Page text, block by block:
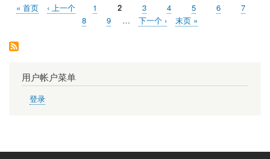
分
首
« 首页
前
‹ 上一个
页1
当
2
页
面
3
页
4
页
面
5
页
6
页
7
页
8
页
9 …
下
下一个 ›
末
末页 »
用户帐户菜单
登录